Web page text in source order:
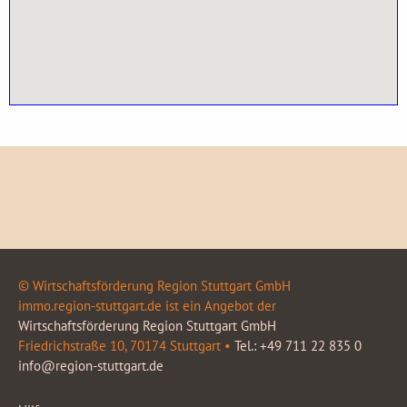
© Wirtschaftsförderung Region Stuttgart GmbH
immo.region-stuttgart.de ist ein Angebot der
Wirtschaftsförderung Region Stuttgart GmbH
Friedrichstraße 10, 70174 Stuttgart • Tel.: +49 711 22 835 0
info@region-stuttgart.de